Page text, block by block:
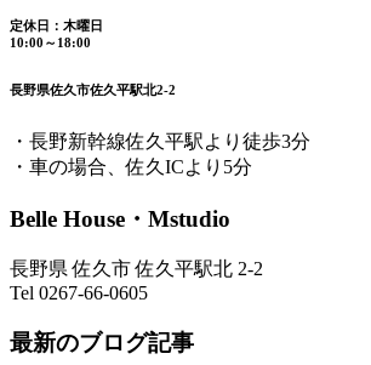
定休日：木曜日
10:00～18:00
長野県佐久市佐久平駅北2-2
・長野新幹線佐久平駅より徒歩3分
・車の場合、佐久ICより5分
Belle House・Mstudio
長野県 佐久市 佐久平駅北 2-2
Tel 0267-66-0605
最新のブログ記事